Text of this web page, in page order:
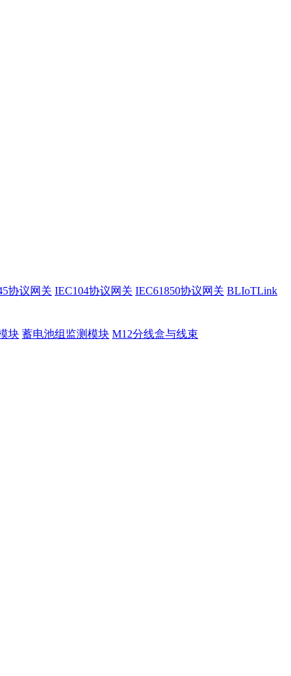
协议网关 IEC104协议网关 IEC61850协议网关 BLIoTLink
块 蓄电池组监测模块 M12分线盒与线束